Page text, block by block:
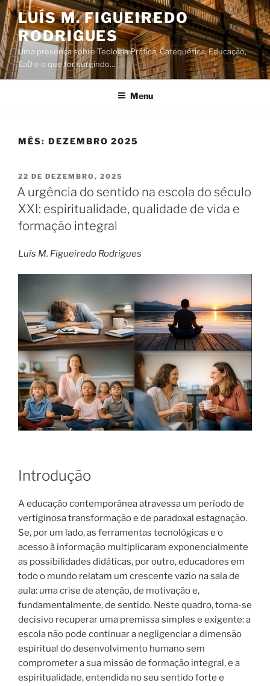
Saltar
para
o
conteúdo
LUÍS M. FIGUEIREDO
RODRIGUES
Uma presença sobre Teologia Prática, Catequética, Educação,
EaD e o que for surgindo…
Menu
MÊS: DEZEMBRO 2025
PUBLICADO
EM
22 DE DEZEMBRO, 2025
A urgência do sentido na escola do século
XXI: espiritualidade, qualidade de vida e
formação integral
Luís M. Figueiredo Rodrigues
Introdução
A educação contemporânea atravessa um período de
vertiginosa transformação e de paradoxal estagnação.
Se, por um lado, as ferramentas tecnológicas e o
acesso à informação multiplicaram exponencialmente
as possibilidades didáticas, por outro, educadores em
todo o mundo relatam um crescente vazio na sala de
aula: uma crise de atenção, de motivação e,
fundamentalmente, de sentido. Neste quadro, torna-se
decisivo recuperar uma premissa simples e exigente: a
escola não pode continuar a negligenciar a dimensão
espiritual do desenvolvimento humano sem
comprometer a sua missão de formação integral, e a
espiritualidade, entendida no seu sentido forte e